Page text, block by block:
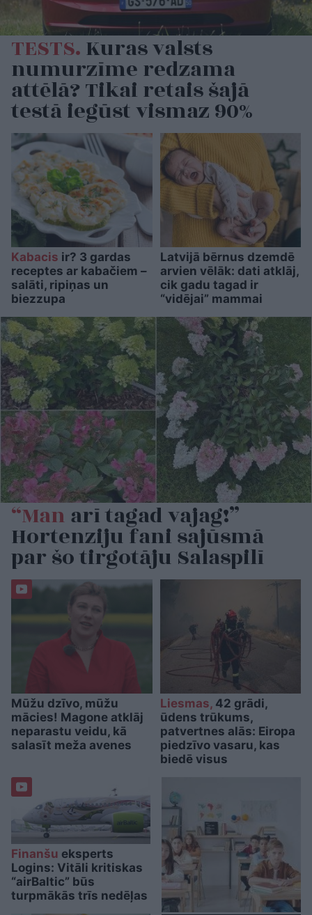
TESTS.Kuras valsts
numurzīme redzama
attēlā? Tikai retais šajā
testā iegūst vismaz 90%
Kabacis ir? 3 gardas
receptes ar kabačiem –
salāti, ripiņas un
biezzupa
Latvijā bērnus dzemdē
arvien vēlāk: dati atklāj,
cik gadu tagad ir
“vidējai” mammai
“Manarī tagad vajag!”
Hortenziju fani sajūsmā
par šo tirgotāju Salaspilī
Mūžu dzīvo, mūžu
mācies! Magone atklāj
neparastu veidu, kā
salasīt meža avenes
Liesmas,42 grādi,
ūdens trūkums,
patvertnes alās: Eiropa
piedzīvo vasaru, kas
biedē visus
Finanšu eksperts
Logins: Vitāli kritiskas
“airBaltic” būs
turpmākās trīs nedēļas